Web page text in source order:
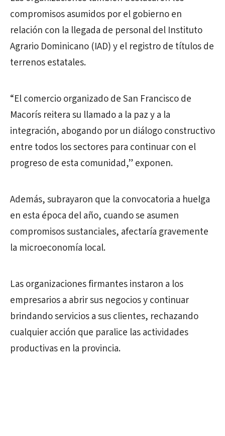
compromisos asumidos por el gobierno en
relación con la llegada de personal del Instituto
Agrario Dominicano (IAD) y el registro de títulos de
terrenos estatales.
“El comercio organizado de San Francisco de
Macorís reitera su llamado a la paz y a la
integración, abogando por un diálogo constructivo
entre todos los sectores para continuar con el
progreso de esta comunidad,” exponen.
Además, subrayaron que la convocatoria a huelga
en esta época del año, cuando se asumen
compromisos sustanciales, afectaría gravemente
la microeconomía local.
Las organizaciones firmantes instaron a los
empresarios a abrir sus negocios y continuar
brindando servicios a sus clientes, rechazando
cualquier acción que paralice las actividades
productivas en la provincia.